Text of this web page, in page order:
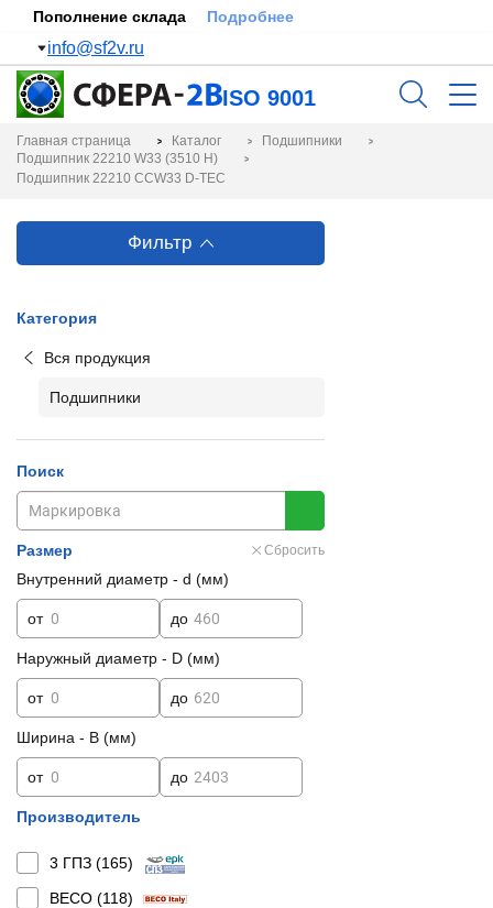
Пополнение склада Подробнее
info@sf2v.ru
ISO 9001
Главная страница Каталог
Подшипники
Подшипник 22210 W33 (3510 Н)
Подшипник 22210 CCW33 D-TEC
Фильтр
Категория
Вся продукция
Подшипники
Поиск
Размер Сбросить
Внутренний диаметр - d (мм)
от до
Наружный диаметр - D (мм)
от до
Ширина - B (мм)
от до
Производитель
3 ГПЗ (165)
BECO (118)